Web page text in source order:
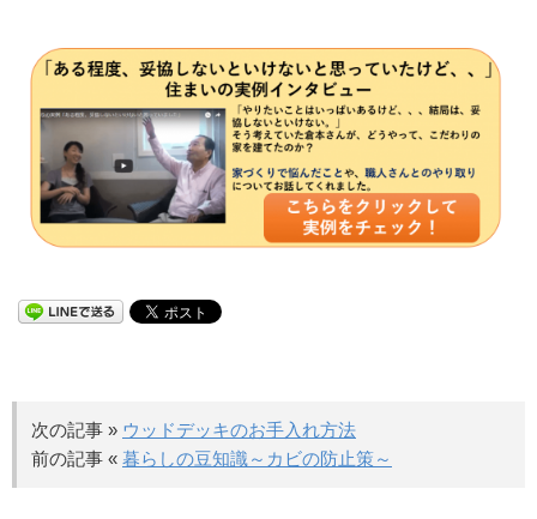
次の記事 » ウッドデッキのお手入れ方法
前の記事 « 暮らしの豆知識～カビの防止策～